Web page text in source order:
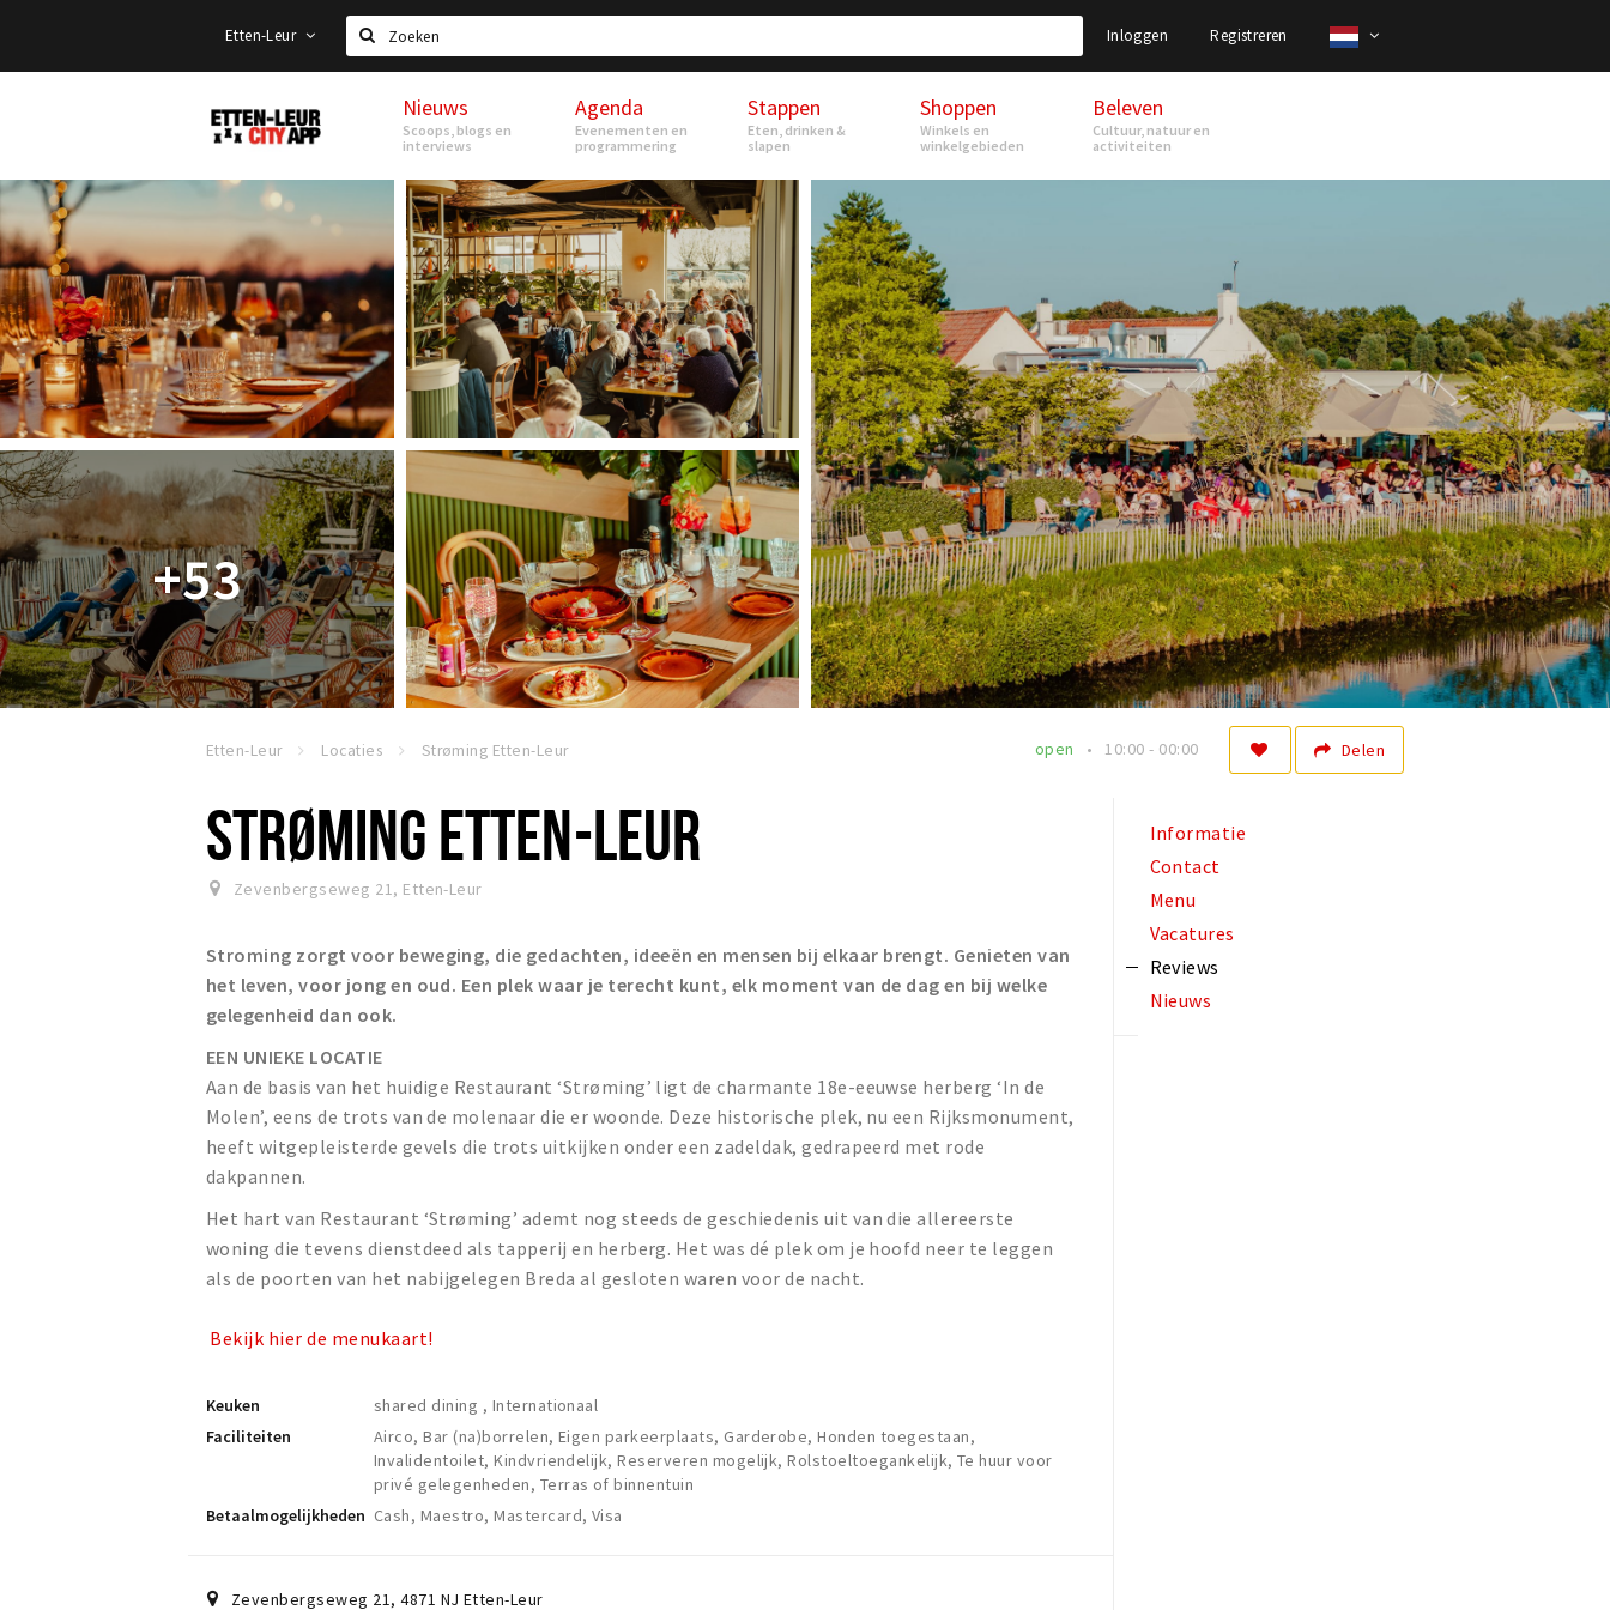
Etten-Leur
Zoeken
Inloggen Registreren
Etten-
Leur
Nieuws
Scoops, blogs en
interviews
Agenda
Evenementen en
programmering
Stappen
Eten, drinken &
slapen
Shoppen
Winkels en
winkelgebieden
Beleven
Cultuur, natuur en
activiteiten
+53
Etten-Leur Locaties Strøming Etten-Leur Delen
open 10:00 - 00:00
STRØMING ETTEN-LEUR
Zevenbergseweg 21, Etten-Leur
Stroming zorgt voor beweging, die gedachten, ideeën en mensen bij elkaar brengt. Genieten van
het leven, voor jong en oud. Een plek waar je terecht kunt, elk moment van de dag en bij welke
gelegenheid dan ook.
EEN UNIEKE LOCATIE
Aan de basis van het huidige Restaurant ‘Strøming’ ligt de charmante 18e-eeuwse herberg ‘In de
Molen’, eens de trots van de molenaar die er woonde. Deze historische plek, nu een Rijksmonument,
heeft witgepleisterde gevels die trots uitkijken onder een zadeldak, gedrapeerd met rode
dakpannen.
Het hart van Restaurant ‘Strøming’ ademt nog steeds de geschiedenis uit van die allereerste
woning die tevens dienstdeed als tapperij en herberg. Het was dé plek om je hoofd neer te leggen
als de poorten van het nabijgelegen Breda al gesloten waren voor de nacht.
Bekijk hier de menukaart!
Keuken
shared dining , Internationaal
Faciliteiten
Airco, Bar (na)borrelen, Eigen parkeerplaats, Garderobe, Honden toegestaan,
Invalidentoilet, Kindvriendelijk, Reserveren mogelijk, Rolstoeltoegankelijk, Te huur voor
privé gelegenheden, Terras of binnentuin
Betaalmogelijkheden Cash, Maestro, Mastercard, Visa
Zevenbergseweg 21,4871 NJ Etten-Leur
Informatie
Contact
Menu
Vacatures
Reviews
Nieuws